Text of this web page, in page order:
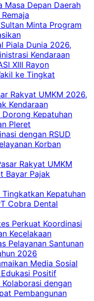
Masa Depan Daerah
Minta Program
Piala Dunia 2026,
Kendaraan
XIII Rayon
ke Tingkat
Rakyat UMKM 2026,
Kendaraan
Dorong Kepatuhan
Pleret
dengan RSUD
Korban
Rakyat UMKM
Bayar Pajak
Tingkatkan Kepatuhan
Cobra Dental
Perkuat Koordinasi
Kecelakaan
Pelayanan Santunan
2026
Media Sosial
Positif
Kolaborasi dengan
Pembangunan